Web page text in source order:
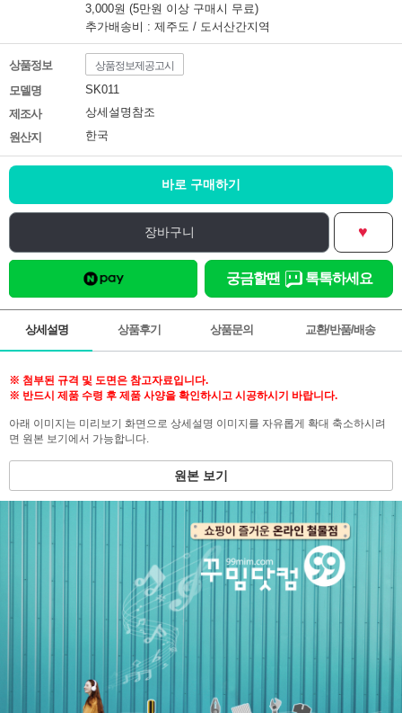
3,000원 (5만원 이상 구매시 무료)
추가배송비 : 제주도 / 도서산간지역
상품정보 상품정보제공고시
모델명
SK011
제조사
상세설명참조
원산지
한국
바로 구매하기
장바구니 ♥
궁금할땐 톡톡하세요
상세설명 상품후기 상품문의 교환/반품/배송
※ 첨부된 규격 및 도면은 참고자료입니다.
※ 반드시 제품 수령 후 제품 사양을 확인하시고 시공하시기 바랍니다.
아래 이미지는 미리보기 화면으로 상세설명 이미지를 자유롭게 확대 축소하시려
면 원본 보기에서 가능합니다.
원본 보기